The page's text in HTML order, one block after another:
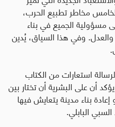
مخاطر تطبيع الحرب،
مسؤولية الجميع في بناء
وفي هذا السياق، يُدين
.
استعارات من الكتاب
أن على البشرية أن تختار بين
بابل (تكوين 11: 1-9) أو إعادة بناء مدينة يتعايش فيها
البابلي.